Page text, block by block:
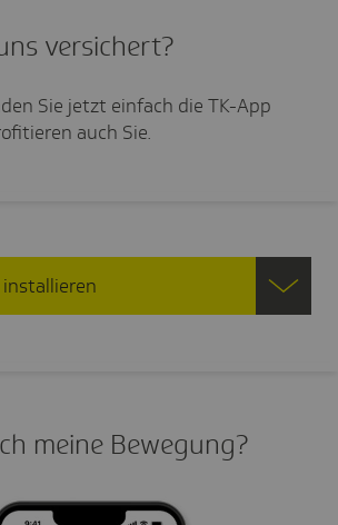
versi­chert?
Sie jetzt einfach die TK-App
auch Sie.
meine Bewe­gung?